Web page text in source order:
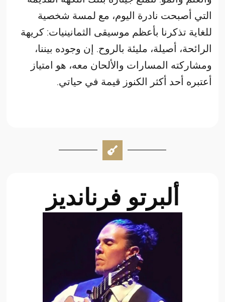
التي أصبحت نادرة اليوم، مع لمسة شخصية
للغاية تذكرنا بأعظم موسيقى الثمانينيات: كريهة
الرائحة، أصيلة، مليئة بالروح. إن وجوده بيننا،
ومشاركته المسارات والألحان معه، هو امتياز
أعتبره أحد أكثر الكنوز قيمة في حياتي.
ألبرتو فرنانديز